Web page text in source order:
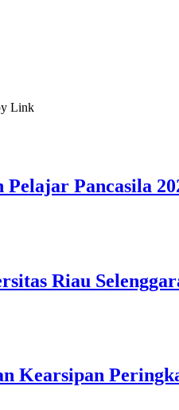
Pancasila
Riau
Kearsipan